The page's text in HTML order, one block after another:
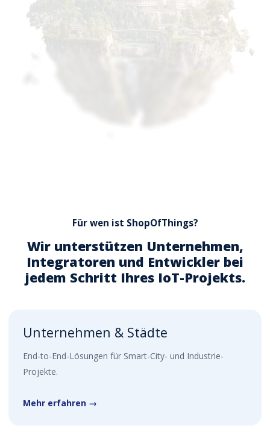
Für wen ist ShopOfThings?
Wir unterstützen Unternehmen,
Integratoren und Entwickler bei
jedem Schritt Ihres IoT-Projekts.
Unternehmen & Städte
End-to-End-Lösungen für Smart-City- und Industrie-
Projekte.
Mehr erfahren →